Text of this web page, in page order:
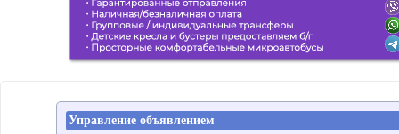
Управление объявлением